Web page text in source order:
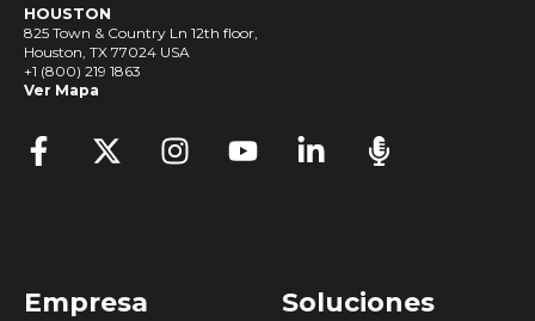
HOUSTON
825 Town & Country Ln 12th floor,
Houston, TX 77024 USA
+1 (800) 219 1863
Ver Mapa
Empresa Soluciones